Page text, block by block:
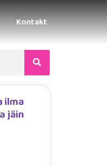
Kontakt
ilma
jäin